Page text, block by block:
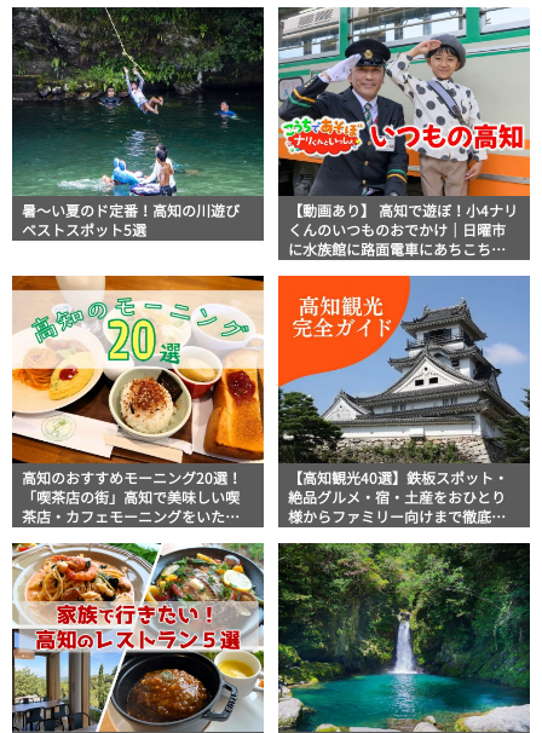
説！
暑～い夏のド定番！高知の川遊び
ベストスポット5選
【動画あり】 高知で遊ぼ！小4ナリ
くんのいつものおでかけ｜日曜市
に水族館に路面電車にあちこち巡
高知のおすすめモーニング20選！
「喫茶店の街」高知で美味しい喫
茶店・カフェモーニングをいただ
【高知観光40選】鉄板スポット・
絶品グルメ・宿・土産をおひとり
様からファミリー向けまで徹底解